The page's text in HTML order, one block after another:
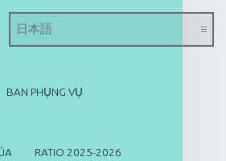
BAN PHỤNG VỤ
RATIO 2025-2026